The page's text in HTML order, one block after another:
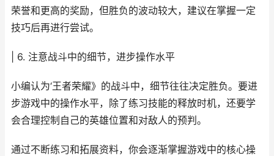
荣誉和更高的奖励，但胜负的波动较大，建议在掌握一定
技巧后再进行尝试。
| 6. 注意战斗中的细节，进步操作水平
小编认为‘王者荣耀》的战斗中，细节往往决定胜负。要进
步游戏中的操作水平，除了练习技能的释放时机，还要学
会合理控制自己的英雄位置和对敌人的预判。
通过不断练习和拓展资料，你会逐渐掌握游戏中的核心操